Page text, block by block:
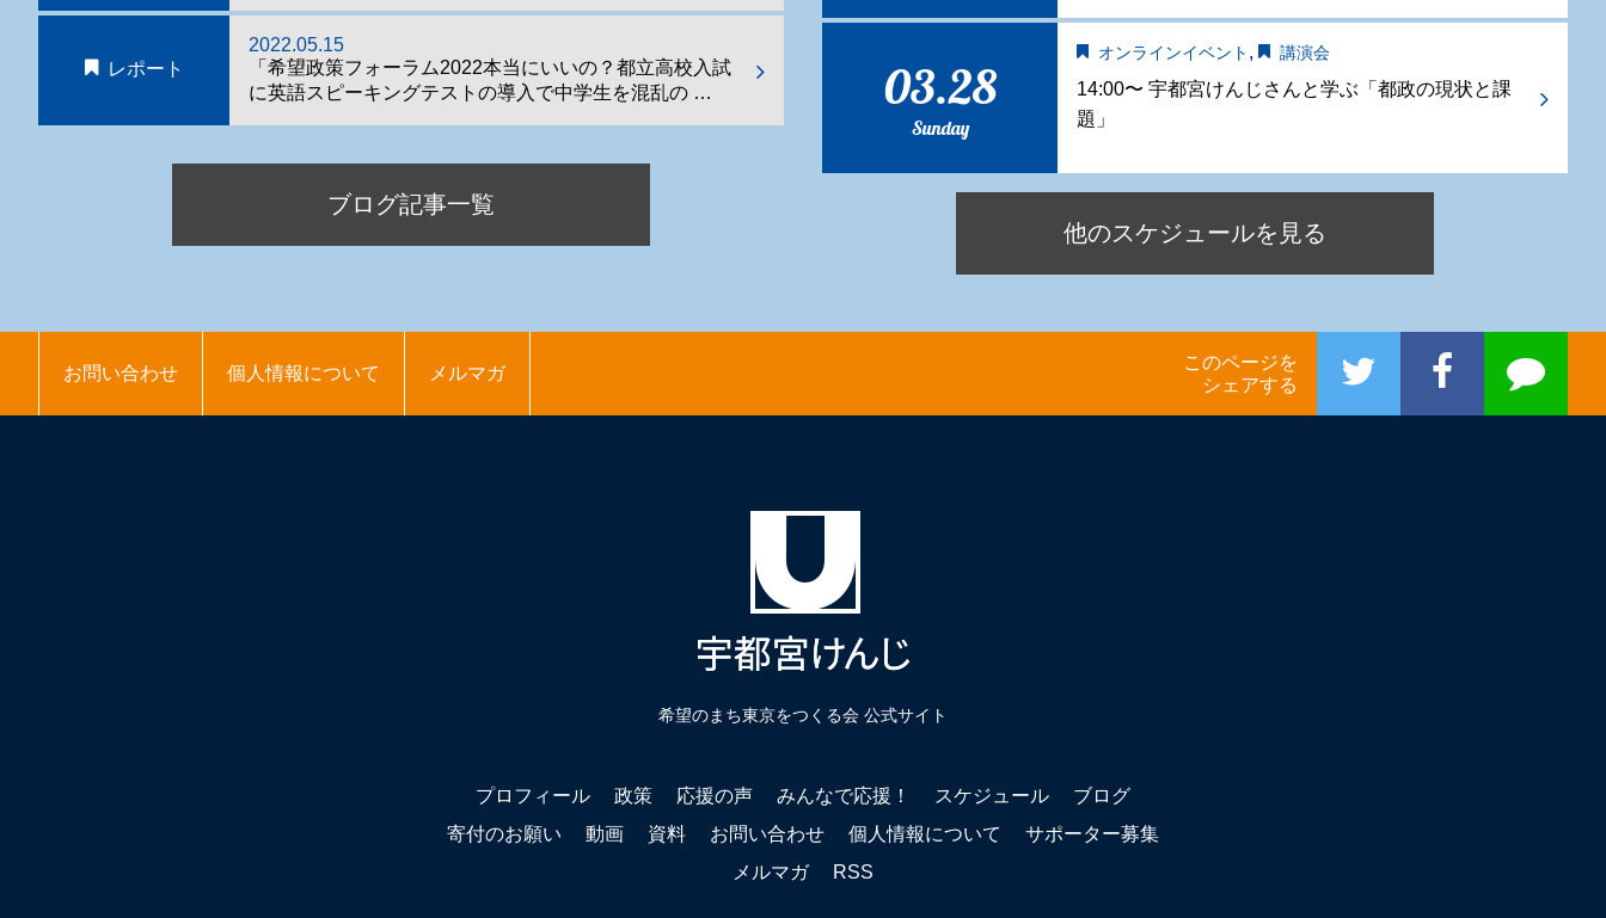
レポート
2022.05.15
「希望政策フォーラム2022本当にいいの？都立高校入試
に英語スピーキングテストの導入で中学生を混乱の …
ブログ記事一覧
03.28
Sunday
オンラインイベント , 講演会
14:00〜 宇都宮けんじさんと学ぶ「都政の現状と課
題」
他のスケジュールを見る
お問い合わせ 個人情報について メルマガ
このページを
シェアする
希望のまち東京をつくる会 公式サイト
プロフィール 政策 応援の声 みんなで応援！ スケジュール
ブログ
寄付のお願い
動画 資料 お問い合わせ 個人情報について
サポーター募集
メルマガ
RSS